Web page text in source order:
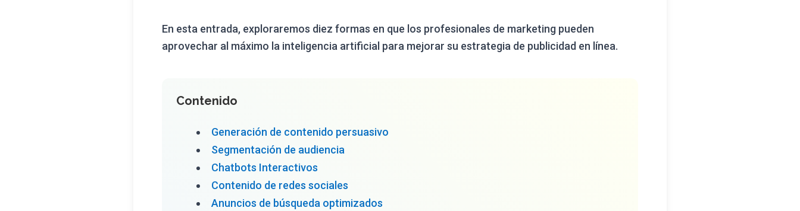
En esta entrada, exploraremos diez formas en que los profesionales de marketing pueden
aprovechar al máximo la inteligencia artificial para mejorar su estrategia de publicidad en línea.
Contenido
Generación de contenido persuasivo
Segmentación de audiencia
Chatbots Interactivos
Contenido de redes sociales
Anuncios de búsqueda optimizados